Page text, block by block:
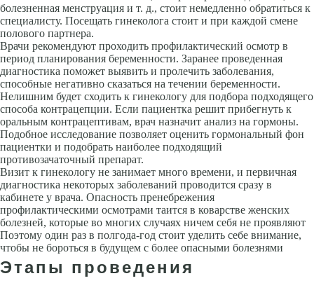
болезненная менструация и т. д., стоит немедленно обратиться к
специалисту. Посещать гинеколога стоит и при каждой смене
полового партнера.
Врачи рекомендуют проходить профилактический осмотр в
период планирования беременности. Заранее проведенная
диагностика поможет выявить и пролечить заболевания,
способные негативно сказаться на течении беременности.
Нелишним будет сходить к гинекологу для подбора подходящего
способа контрацепции. Если пациентка решит прибегнуть к
оральным контрацептивам, врач назначит анализ на гормоны.
Подобное исследование позволяет оценить гормональный фон
пациентки и подобрать наиболее подходящий
противозачаточный препарат.
Визит к гинекологу не занимает много времени, и первичная
диагностика некоторых заболеваний проводится сразу в
кабинете у врача. Опасность пренебрежения
профилактическими осмотрами таится в коварстве женских
болезней, которые во многих случаях ничем себя не проявляют
Поэтому один раз в полгода-год стоит уделить себе внимание,
чтобы не бороться в будущем с более опасными болезнями
Этапы проведения